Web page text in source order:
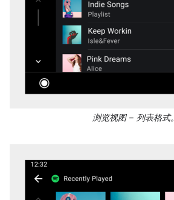
浏览视图 – 列表格式。